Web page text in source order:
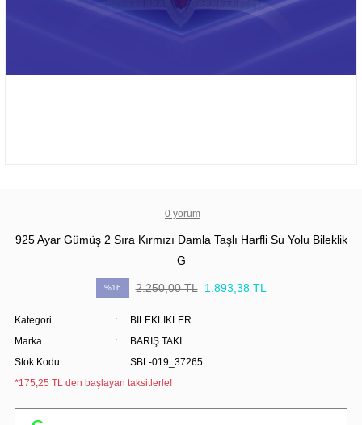
0 yorum
925 Ayar Gümüş 2 Sıra Kırmızı Damla Taşlı Harfli Su Yolu Bileklik
G
%16 2.250,00 TL 1.893,38 TL
Kategori
BİLEKLİKLER
Marka
BARIŞ TAKI
Stok Kodu
SBL-019_37265
*175,25 TL den başlayan taksitlerle!